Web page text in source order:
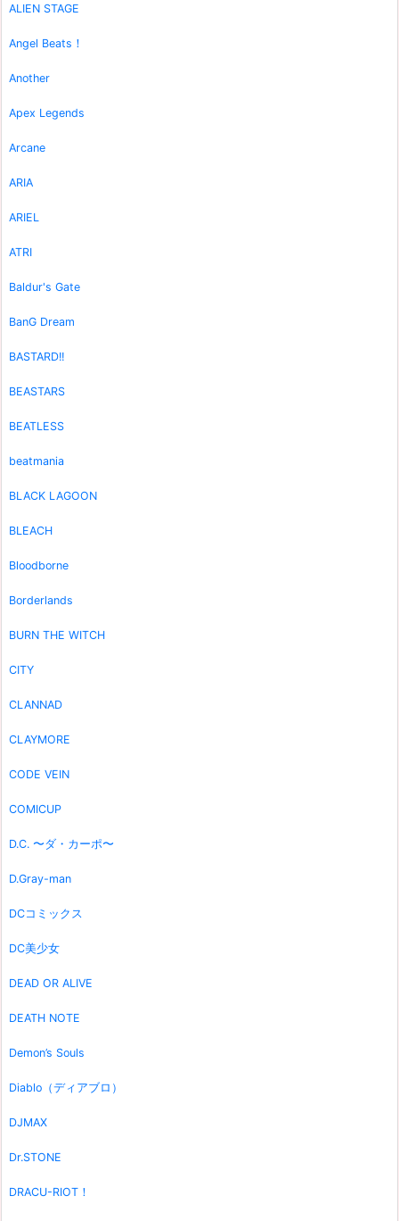
ALIEN STAGE
Angel Beats！
Another
Apex Legends
Arcane
ARIA
ARIEL
ATRI
Baldur's Gate
BanG Dream
BASTARD!!
BEASTARS
BEATLESS
beatmania
BLACK LAGOON
BLEACH
Bloodborne
Borderlands
BURN THE WITCH
CITY
CLANNAD
CLAYMORE
CODE VEIN
COMICUP
D.C. 〜ダ・カーポ〜
D.Gray-man
DCコミックス
DC美少女
DEAD OR ALIVE
DEATH NOTE
Demon’s Souls
Diablo（ディアブロ）
DJMAX
Dr.STONE
DRACU-RIOT！